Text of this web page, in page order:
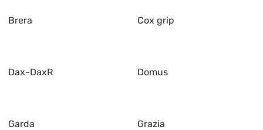
Brera Cox grip
Dax-DaxR Domus
Garda Grazia